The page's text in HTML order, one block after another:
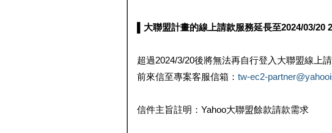
▌大聯盟計畫的線上請款服務延長至2024/03/20
超過2024/3/20後將無法再自行登入大聯盟線上
前來信至專案客服信箱： tw-ec2-
信件主旨註明：Yahoo大聯盟餘款請款需求